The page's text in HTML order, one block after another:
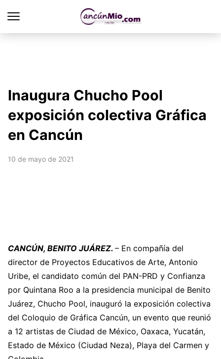
Inaugura Chucho Pool
exposición colectiva Gráfica
en Cancún
10 de mayo de 2021
CANCÚN, BENITO JUÁREZ. – En compañía del
director de Proyectos Educativos de Arte, Antonio
Uribe, el candidato común del PAN-PRD y Confianza
por Quintana Roo a la presidencia municipal de Benito
Juárez, Chucho Pool, inauguró la exposición colectiva
del Coloquio de Gráfica Cancún, un evento que reunió
a 12 artistas de Ciudad de México, Oaxaca, Yucatán,
Estado de México (Ciudad Neza), Playa del Carmen y